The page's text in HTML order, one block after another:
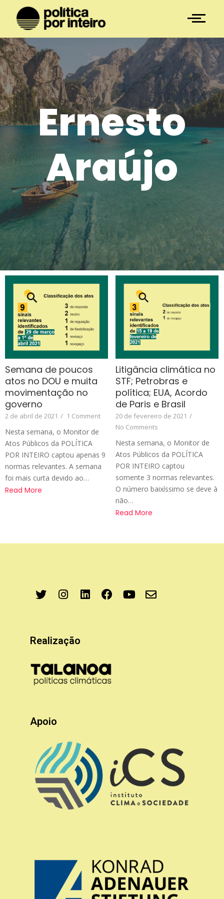
Ernesto
Araújo
Semana de poucos
atos no DOU e muita
movimentação no
governo
2 de abril de 2021 / 1 Comment
Nesta semana, o Monitor de
Atos Públicos da POLÍTICA
POR INTEIRO captou apenas 9
normas relevantes. A semana
foi mais curta devido ao…
Read More
Litigância climática no
STF; Petrobras e
política; EUA, Acordo
de Paris e Brasil
20 de fevereiro de 2021 /
No Comments
Nesta semana, o Monitor de
Atos Públicos da POLÍTICA
POR INTEIRO captou
somente 3 normas relevantes.
O número baixíssimo se deve à
não…
Read More
Realização
Apoio